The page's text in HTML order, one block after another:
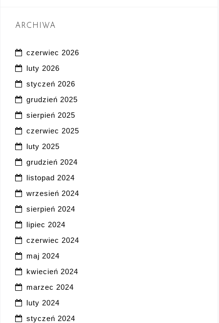
ARCHIWA
czerwiec 2026
luty 2026
styczeń 2026
grudzień 2025
sierpień 2025
czerwiec 2025
luty 2025
grudzień 2024
listopad 2024
wrzesień 2024
sierpień 2024
lipiec 2024
czerwiec 2024
maj 2024
kwiecień 2024
marzec 2024
luty 2024
styczeń 2024